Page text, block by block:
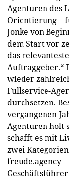
Agenturen des
Orientierung –
Jonke von
dem Start vor
das
Auftraggeber.“
wieder
Fullservice-
durchsetzen.
vergangenen
Agenturen holt
schafft es mit
zwei
freude.agency